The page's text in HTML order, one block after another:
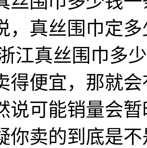
，真丝围巾定
江真丝围巾多
得便宜，那就
说可能销量会
你卖的到底是